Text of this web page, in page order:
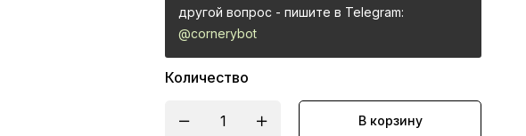
другой вопрос - пишите в Telegram:
@cornerybot
Количество
В корзину